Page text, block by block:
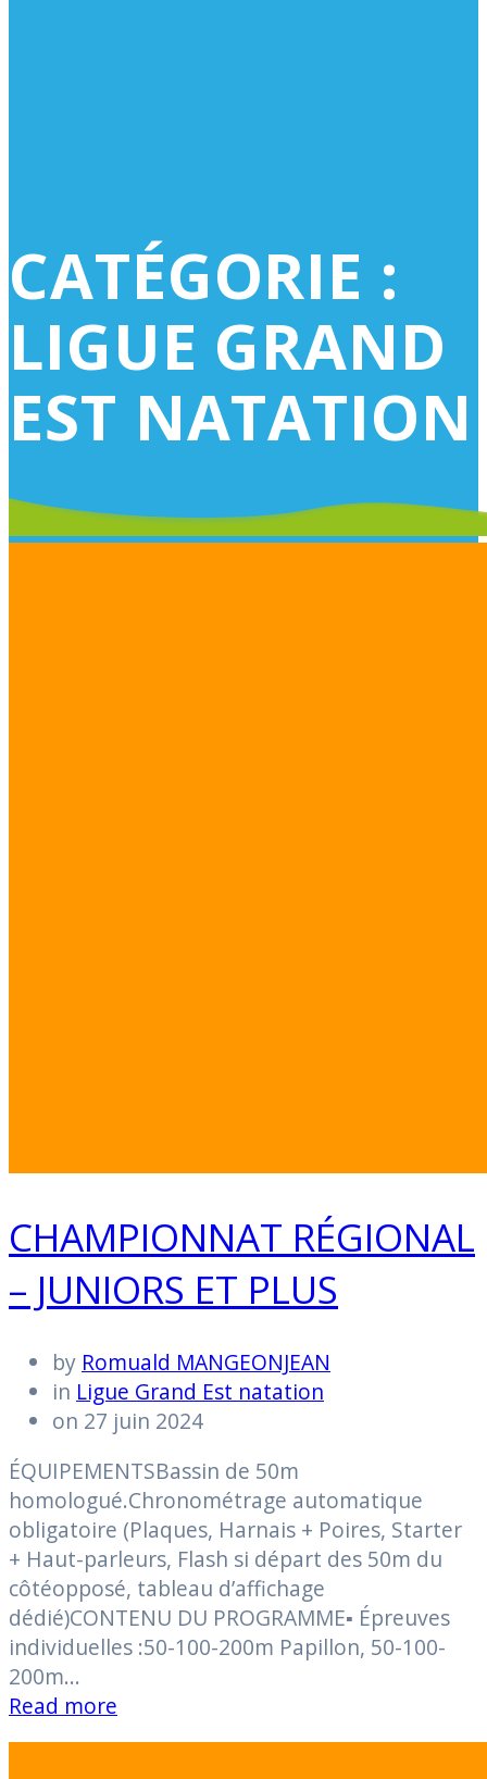
CATÉGORIE :
LIGUE GRAND
EST NATATION
CHAMPIONNAT RÉGIONAL
– JUNIORS ET PLUS
by Romuald MANGEONJEAN
in Ligue Grand Est natation
on 27 juin 2024
ÉQUIPEMENTSBassin de 50m
homologué.Chronométrage automatique
obligatoire (Plaques, Harnais + Poires, Starter
+ Haut-parleurs, Flash si départ des 50m du
côtéopposé, tableau d’affichage
dédié)CONTENU DU PROGRAMME▪ Épreuves
individuelles :50-100-200m Papillon, 50-100-
200m…
Read more